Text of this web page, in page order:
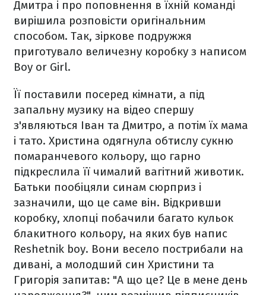
Дмитра і про поповнення в їхній команді
вирішила розповісти оригінальним
способом. Так, зіркове подружжя
приготувало величезну коробку з написом
Boy or Girl.
Її поставили посеред кімнати, а під
запальну музику на відео спершу
з'являються Іван та Дмитро, а потім їх мама
і тато. Христина одягнула обтислу сукню
помаранчевого кольору, що гарно
підкреслила її чималий вагітний животик.
Батьки пообіцяли синам сюрприз і
зазначили, що це саме він. Відкривши
коробку, хлопці побачили багато кульок
блакитного кольору, на яких був напис
Reshetnik boy. Вони весело пострибали на
дивані, а молодший син Христини та
Григорія запитав: "А що це? Це в мене день